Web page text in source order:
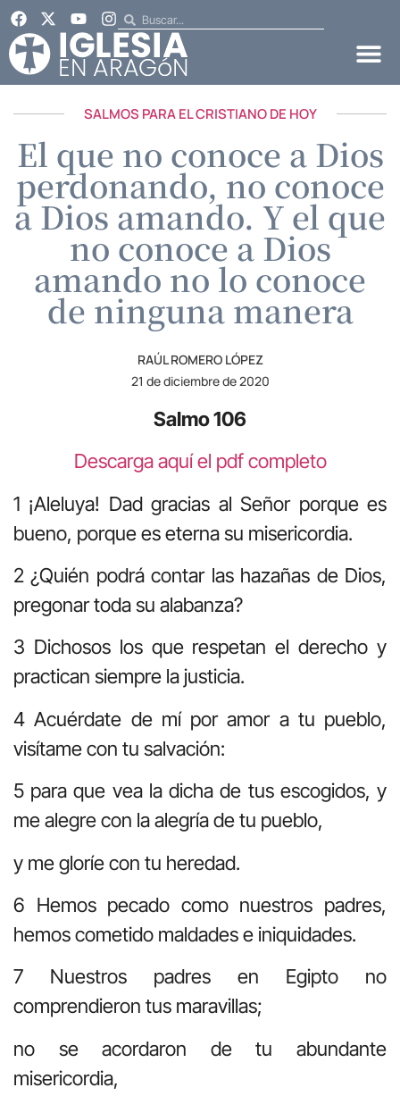
SALMOS PARA EL CRISTIANO DE HOY
El que no conoce a Dios
perdonando, no conoce
a Dios amando. Y el que
no conoce a Dios
amando no lo conoce
de ninguna manera
RAÚL ROMERO LÓPEZ
21 de diciembre de 2020
Salmo 106
Descarga aquí el pdf completo
1 ¡Aleluya! Dad gracias al Señor porque es
bueno, porque es eterna su misericordia.
2 ¿Quién podrá contar las hazañas de Dios,
pregonar toda su alabanza?
3 Dichosos los que respetan el derecho y
practican siempre la justicia.
4 Acuérdate de mí por amor a tu pueblo,
visítame con tu salvación:
5 para que vea la dicha de tus escogidos, y
me alegre con la alegría de tu pueblo,
y me gloríe con tu heredad.
6 Hemos pecado como nuestros padres,
hemos cometido maldades e iniquidades.
7 Nuestros padres en Egipto no
comprendieron tus maravillas;
no se acordaron de tu abundante
misericordia,